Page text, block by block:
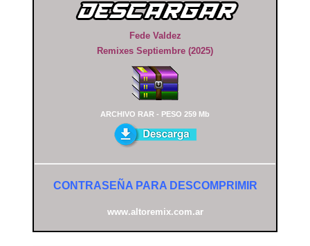
Fede Valdez
Remixes Septiembre (2025)
ARCHIVO RAR - PESO 259 Mb
CONTRASEÑA PARA DESCOMPRIMIR
www.altoremix.com.ar